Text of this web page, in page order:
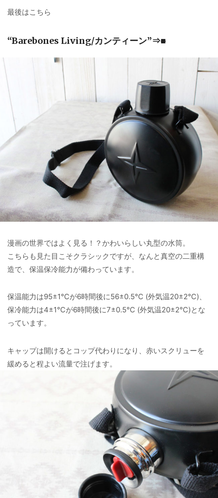
最後はこちら
“Barebones Living/カンティーン”⇒■
漫画の世界ではよく見る！？かわいらしい丸型の水筒。
こちらも見た目こそクラシックですが、なんと真空の二重構
造で、保温保冷能力が備わっています。
保温能力は95±1℃が6時間後に56±0.5℃ (外気温20±2℃)、
保冷能力は4±1℃が6時間後に7±0.5℃ (外気温20±2℃)とな
っています。
キャップは開けるとコップ代わりになり、赤いスクリューを
緩めると程よい流量で注げます。